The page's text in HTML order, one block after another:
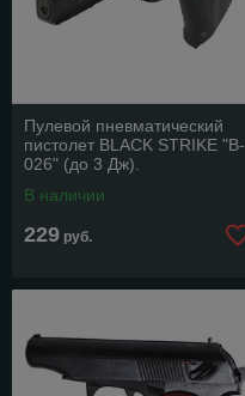
Пулевой пневматический
пистолет BLACK STRIKE "B-
026" (до 3 Дж).
В наличии
229 руб.